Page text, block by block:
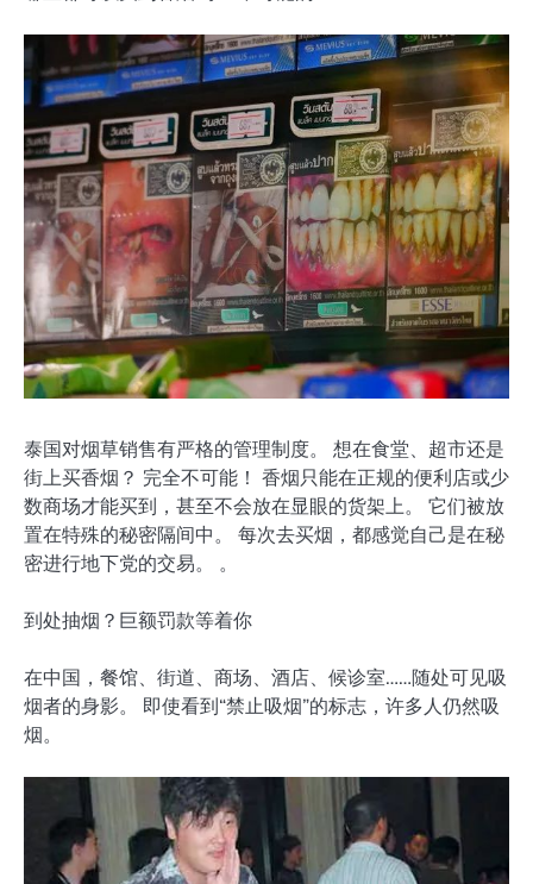
泰国对烟草销售有严格的管理制度。 想在食堂、超市还是
街上买香烟？ 完全不可能！ 香烟只能在正规的便利店或少
数商场才能买到，甚至不会放在显眼的货架上。 它们被放
置在特殊的秘密隔间中。 每次去买烟，都感觉自己是在秘
密进行地下党的交易。 。
到处抽烟？巨额罚款等着你
在中国，餐馆、街道、商场、酒店、候诊室……随处可见吸
烟者的身影。 即使看到“禁止吸烟”的标志，许多人仍然吸
烟。